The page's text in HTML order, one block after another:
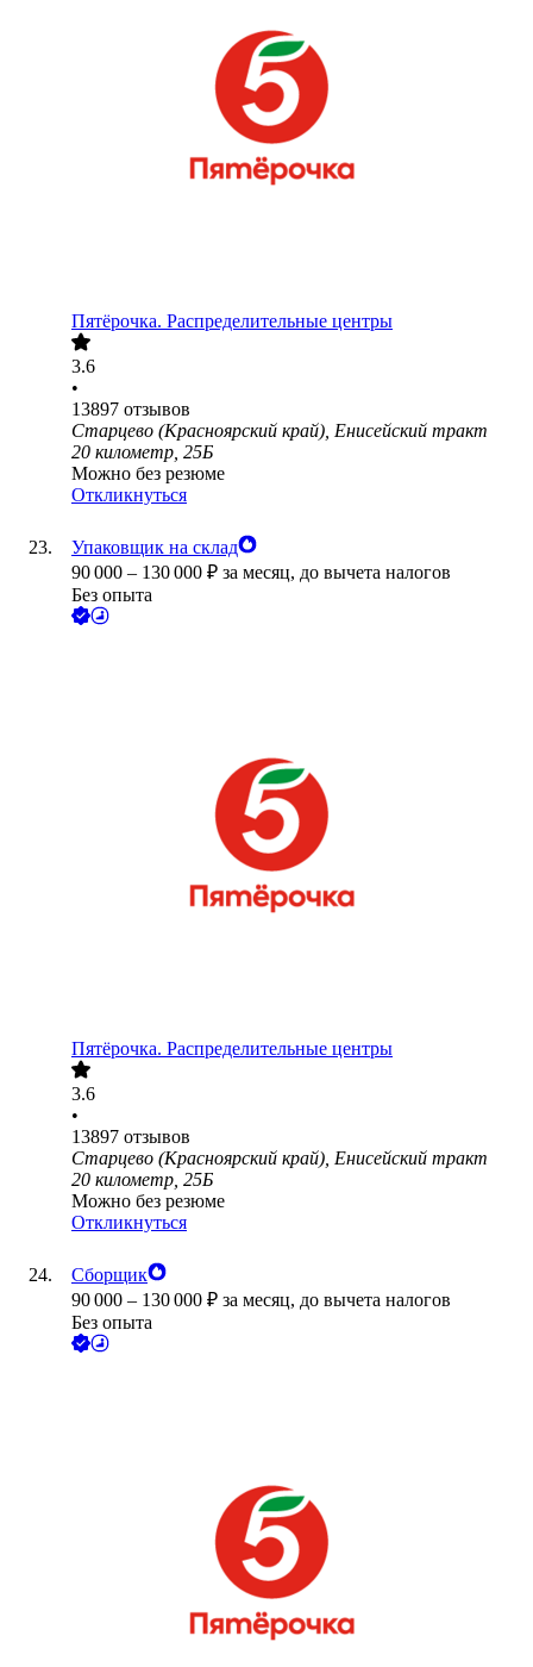
Пятёрочка. Распределительные центры
3.6
•
13897 отзывов
Старцево (Красноярский край), Енисейский тракт
20 километр, 25Б
Можно без резюме
Откликнуться
Упаковщик на склад
90 000 – 130 000 ₽ за месяц, до вычета налогов
Без опыта
Пятёрочка. Распределительные центры
3.6
•
13897 отзывов
Старцево (Красноярский край), Енисейский тракт
20 километр, 25Б
Можно без резюме
Откликнуться
Сборщик
90 000 – 130 000 ₽ за месяц, до вычета налогов
Без опыта